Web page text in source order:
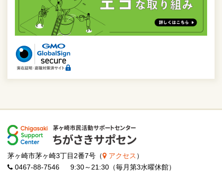
茅ヶ崎市茅ヶ崎3丁目2番7号（ アクセス ）
0467-88-7546 9:30～21:30（毎月第3水曜休館）